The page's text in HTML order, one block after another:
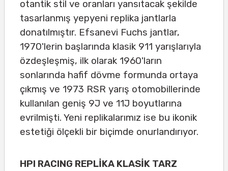
otantik stil ve oranları yansıtacak şekilde
tasarlanmış yepyeni replika jantlarla
donatılmıştır. Efsanevi Fuchs jantlar,
1970'lerin başlarında klasik 911 yarışlarıyla
özdeşleşmiş, ilk olarak 1960'ların
sonlarında hafif dövme formunda ortaya
çıkmış ve 1973 RSR yarış otomobillerinde
kullanılan geniş 9J ve 11J boyutlarına
evrilmişti. Yeni replikalarımız ise bu ikonik
estetiği ölçekli bir biçimde onurlandırıyor.
HPI RACING REPLİKA KLASİK TARZ